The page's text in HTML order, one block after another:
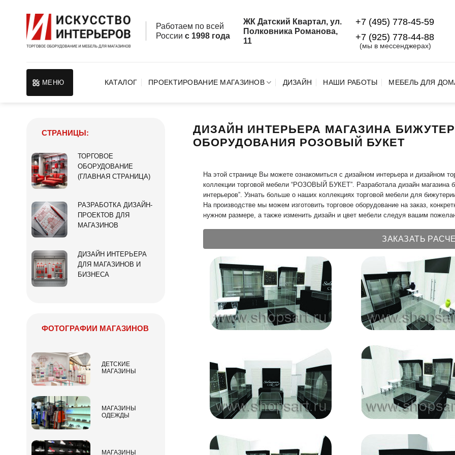
Работаем по всей
России с 1998 года
ЖК Датский Квартал, ул.
Полковника Романова,
11
+7 (495) 778-45-59
+7 (925) 778‑44‑88
(мы в мессенджерах)
МЕНЮ КАТАЛОГ ПРОЕКТИРОВАНИЕ МАГАЗИНОВ ДИЗАЙН НАШИ РАБОТЫ МЕБЕЛЬ ДЛЯ
ДИЗАЙН ИНТЕРЬЕРА МАГАЗИНА
ОБОРУДОВАНИЯ РОЗОВЫЙ БУКЕТ
На этой странице Вы можете ознакомиться с дизайном интерьера и дизайном
коллекции торговой мебели “РОЗОВЫЙ БУКЕТ”. Разработала дизайн магазина
интерьеров”. Узнать больше о наших коллекциях торговой мебели для
На производстве мы можем изготовить торговое оборудование на заказ,
нужном размере, а также изменить дизайн и цвет мебели следуя вашим
ЗАКАЗАТЬ
СТРАНИЦЫ:
ТОРГОВОЕ
ОБОРУДОВАНИЕ
(ГЛАВНАЯ СТРАНИЦА)
РАЗРАБОТКА ДИЗАЙН-
ПРОЕКТОВ ДЛЯ
МАГАЗИНОВ
ДИЗАЙН ИНТЕРЬЕРА
ДЛЯ МАГАЗИНОВ И
БИЗНЕСА
ФОТОГРАФИИ МАГАЗИНОВ
ДЕТСКИЕ
МАГАЗИНЫ
МАГАЗИНЫ
ОДЕЖДЫ
МАГАЗИНЫ